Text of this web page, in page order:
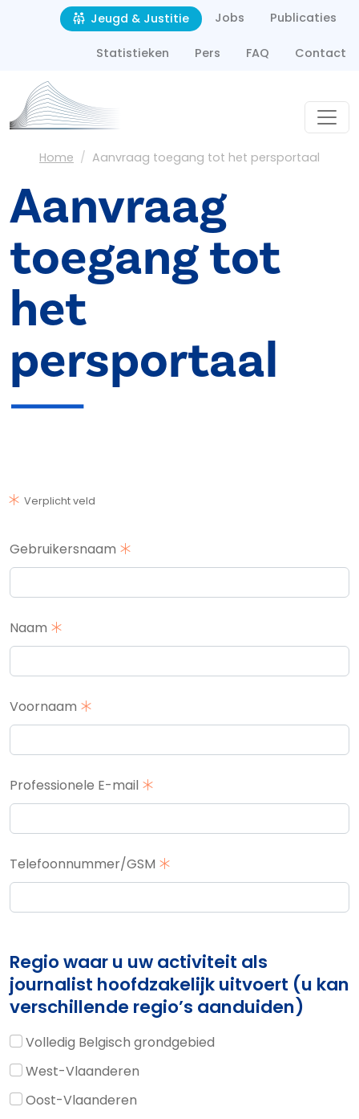
Overslaan en naar de inhoud gaan
Second navigation
Jeugd & Justitie Jobs Publicaties
Statistieken Pers FAQ Contact
Kruimelpad
Home Aanvraag toegang tot het persportaal
Aanvraag
toegang tot
het
persportaal
Verplicht veld
Gebruikersnaam
Naam
Voornaam
Professionele E-mail
Telefoonnummer/GSM
Regio waar u uw activiteit als
journalist hoofdzakelijk uitvoert (u kan
verschillende regio’s aanduiden)
Volledig Belgisch grondgebied
West-Vlaanderen
Oost-Vlaanderen